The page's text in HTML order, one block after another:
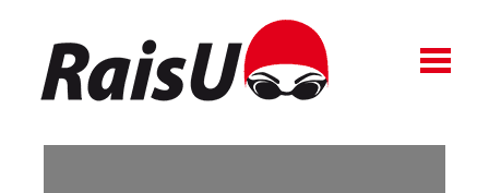
uutiset